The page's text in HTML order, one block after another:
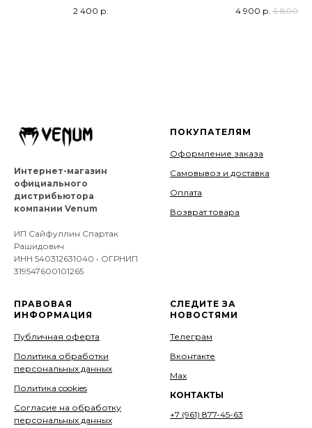
2 400 р. 4 900 р. 6 800
Интернет-магазин
официального
дистрибьютора
компании Venum
ИП Сайфуллин Спартак
Рашидович
ИНН 540312631040 • ОГРНИП
319547600101265
ПОКУПАТЕЛЯМ
Оформление заказа
Самовывоз и доставка
Оплата
Возврат товара
ПРАВОВАЯ
ИНФОРМАЦИЯ
Публичная оферта
Политика обработки
персональных данных
Политика cookies
Согласие на обработку
персональных данных
СЛЕДИТЕ ЗА
НОВОСТЯМИ
Телеграм
Вконтакте
Мах
КОНТАКТЫ
+7 (961) 877-45-63